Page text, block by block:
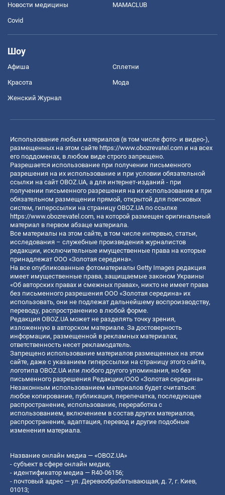
Новости медицины MAMACLUB
Covid
Шоу
Афиша Сплетни
Красота Мода
Женский Журнал
Использование любых материалов (в том числе фото- и видео-),
размещенных на этом сайте https://www.obozrevatel.com и на всех
его поддоменах, в любом виде строго запрещено.
Разрешается использование при получении письменного
разрешения на их использование и при условии обязательной
ссылки на сайт OBOZ.UA, а для интернет-изданий - при
получении письменного разрешения на их использование и при
обязательном размещении прямой, открытой для поисковых
систем, гиперссылки на страницу OBOZ.UA по ссылке
https://www.obozrevatel.com, на которой размещен оригинальный
материал в первом абзаце материала.
Все материалы на этом сайте, в том числе интервью, статьи,
исследования – служебные произведения журналистов
редакции, исключительные имущественные права на которые
принадлежат ООО «Золотая середина».
На все опубликованные фотоматериалы Getty Images редакция
имеет имущественные права, защищаемые законом Украины
«Об авторских правах и смежных правах», никто не имеет права
без письменного разрешения ООО «Золотая середина» их
использовать, они не подлежат дальнейшему воспроизводству,
переводу, распространению в любой форме.
Редакция OBOZ.UA может не разделять точку зрения,
изложенную в авторском материале. За достоверность
информации, размещенной в рекламных материалах,
ответственность несет рекламодатель.
Запрещено использование материалов размещенных на этом
сайте, даже с указанием гиперссылки на страницу этого сайта,
логотипа OBOZ.UA или любого другого упоминания, но без
письменного разрешения Редакции/ООО «Золотая середина»
Незаконным использованием материалов будет считаться:
любое копирование, публикация, перепечатка, последующее
распространение, использование, переработка с
использованием, включением в состав других материалов,
распространение, адаптация, перевод и другие подобные
изменения материала.
Название онлайн медиа — «OBOZ.UA»
- субъект в сфере онлайн медиа;
- идентификатор медиа — R40-06156;
- почтовый адрес — ул. Деревообрабатывающая, д. 7, г. Киев,
01013;